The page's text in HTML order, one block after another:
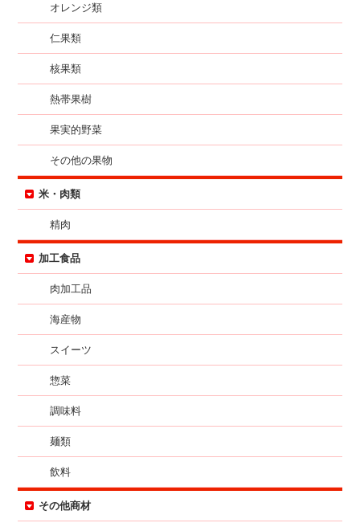
オレンジ類
仁果類
核果類
熱帯果樹
果実的野菜
その他の果物
米・肉類
精肉
加工食品
肉加工品
海産物
スイーツ
惣菜
調味料
麺類
飲料
その他商材